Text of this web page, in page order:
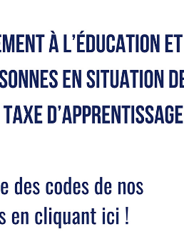
(GCS) de moyens liant
Surdité Infantile (CRCSI).
d’établir un diagnostic de
en fonction de l’âge et
bénéficiant d’une